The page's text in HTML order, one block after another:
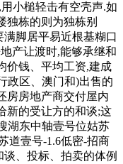
小槌轻击有空壳声.如
独栋的则为独栋别
脚居平易近根基糊口
产让渡时,能够承继和
价钱、平均工资,建成
政区、澳门和)出售的
房房地产商交付屋内
新的受让方的和谈;这
湖东中轴壹号位姑苏
道壹号-1.6低密-招商
、投标、拍卖的体例